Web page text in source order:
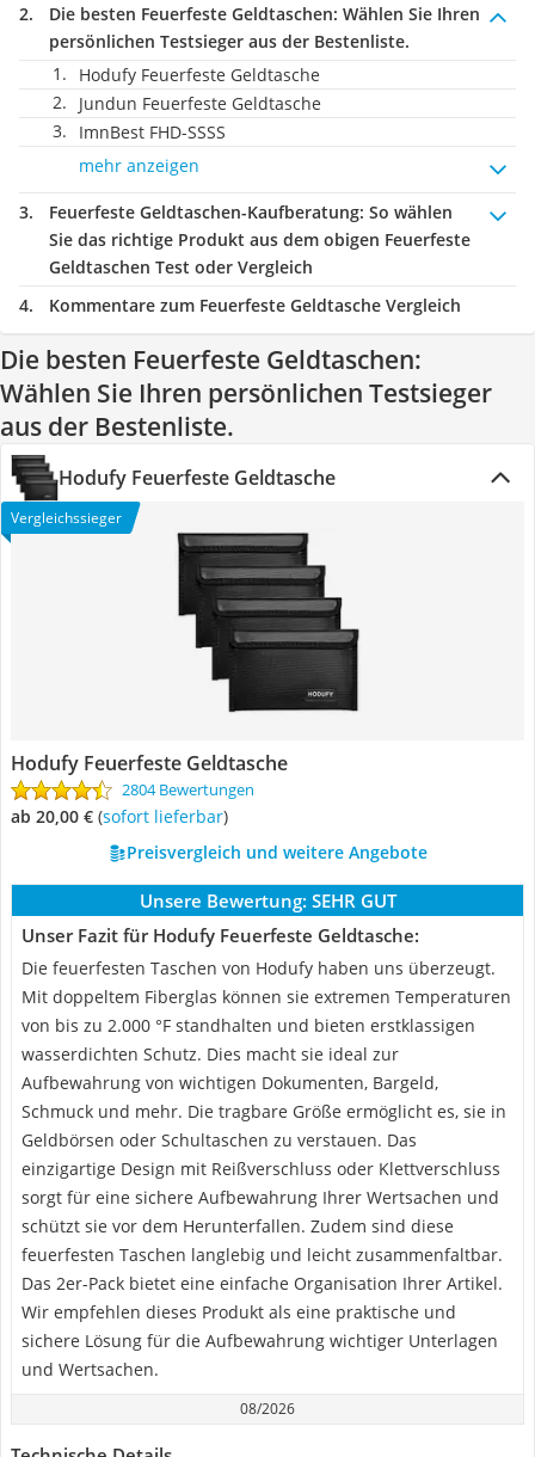
Die besten Feuerfeste Geldtaschen: Wählen Sie Ihren
persönlichen Testsieger aus der Bestenliste.
Hodufy Feuerfeste Geldtasche
Jundun Feuerfeste Geldtasche
ImnBest FHD-SSSS
mehr anzeigen
Feuerfeste Geldtaschen-Kaufberatung: So wählen
Sie das richtige Produkt aus dem obigen Feuerfeste
Geldtaschen Test oder Vergleich
Kommentare zum Feuerfeste Geldtasche Vergleich
Die besten Feuerfeste Geldtaschen:
Wählen Sie Ihren persönlichen Testsieger
aus der Bestenliste.
Hodufy Feuerfeste Geldtasche
Vergleichssieger
Hodufy Feuerfeste Geldtasche
2804 Bewertungen
ab 20,00 € ( Sofort lieferbar)
Preisvergleich und weitere Angebote
Unsere Bewertung: SEHR GUT
Unser Fazit für Hodufy Feuerfeste Geldtasche:
Die feuerfesten Taschen von Hodufy haben uns überzeugt.
Mit doppeltem Fiberglas können sie extremen Temperaturen
von bis zu 2.000 °F standhalten und bieten erstklassigen
wasserdichten Schutz. Dies macht sie ideal zur
Aufbewahrung von wichtigen Dokumenten, Bargeld,
Schmuck und mehr. Die tragbare Größe ermöglicht es, sie in
Geldbörsen oder Schultaschen zu verstauen. Das
einzigartige Design mit Reißverschluss oder Klettverschluss
sorgt für eine sichere Aufbewahrung Ihrer Wertsachen und
schützt sie vor dem Herunterfallen. Zudem sind diese
feuerfesten Taschen langlebig und leicht zusammenfaltbar.
Das 2er-Pack bietet eine einfache Organisation Ihrer Artikel.
Wir empfehlen dieses Produkt als eine praktische und
sichere Lösung für die Aufbewahrung wichtiger Unterlagen
und Wertsachen.
08/2026